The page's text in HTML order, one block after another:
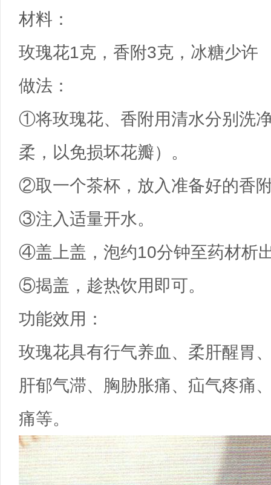
材料：
玫瑰花1克，香附3克，冰糖少许
做法：
①将玫瑰花、香附用清水分别洗
柔，以免损坏花瓣）。
②取一个茶杯，放入准备好的香
③注入适量开水。
④盖上盖，泡约10分钟至药材析
⑤揭盖，趁热饮用即可。
功能效用：
玫瑰花具有行气养血、柔肝醒胃
肝郁气滞、胸胁胀痛、疝气疼痛
痛等。